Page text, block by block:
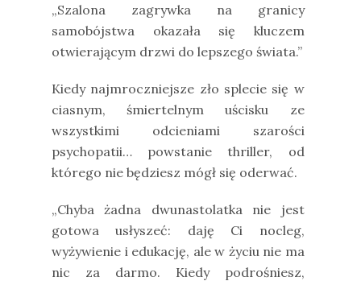
„Szalona zagrywka na granicy
samobójstwa okazała się kluczem
otwierającym drzwi do lepszego świata.”
Kiedy najmroczniejsze zło splecie się w
ciasnym, śmiertelnym uścisku ze
wszystkimi odcieniami szarości
psychopatii… powstanie thriller, od
którego nie będziesz mógł się oderwać.
„Chyba żadna dwunastolatka nie jest
gotowa usłyszeć: daję Ci nocleg,
wyżywienie i edukację, ale w życiu nie ma
nic za darmo. Kiedy podrośniesz,